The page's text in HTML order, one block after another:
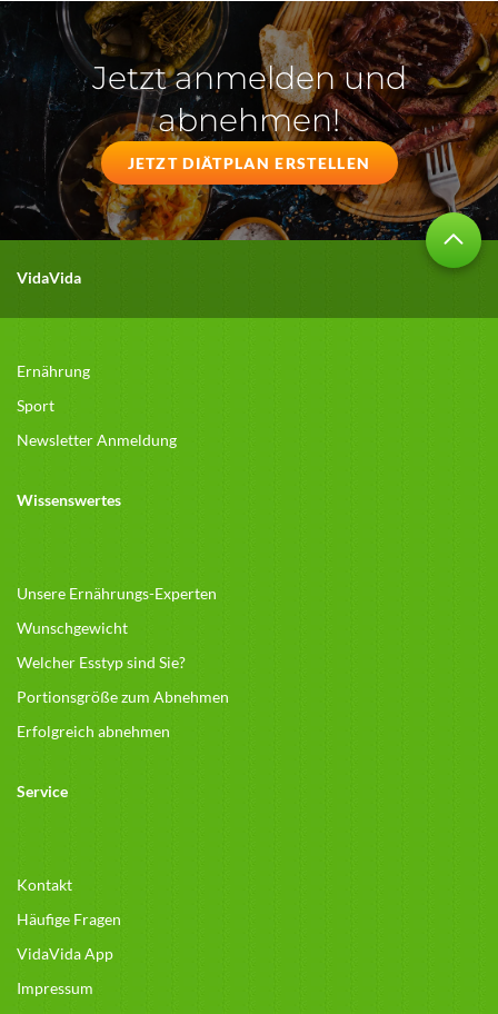
Jetzt anmelden und
abnehmen!
JETZT DIÄTPLAN ERSTELLEN
VidaVida
Ernährung
Sport
Newsletter Anmeldung
Wissenswertes
Unsere Ernährungs-Experten
Wunschgewicht
Welcher Esstyp sind Sie?
Portionsgröße zum Abnehmen
Erfolgreich abnehmen
Service
Kontakt
Häufige Fragen
VidaVida App
Impressum